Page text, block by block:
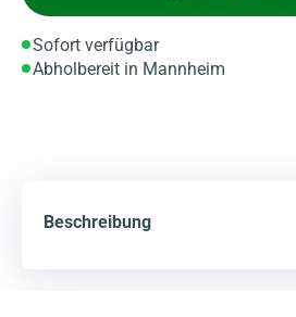
Sofort verfügbar
Abholbereit in Mannheim
Beschreibung